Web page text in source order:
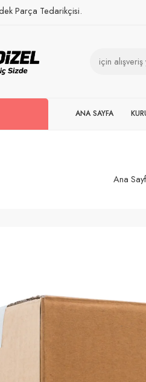
Parça Tedarikçisi.
ANA SAYFA
Ana